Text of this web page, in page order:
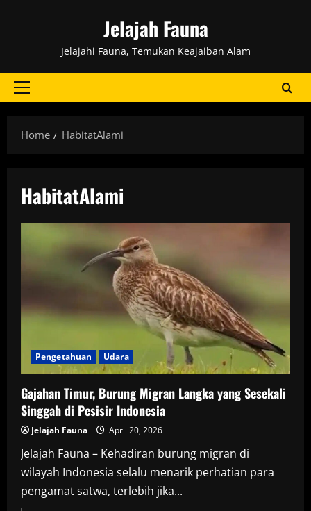
Jelajah Fauna
Jelajahi Fauna, Temukan Keajaiban Alam
Primary
Home
HabitatAlami
HabitatAlami
Pengetahuan Udara
Gajahan Timur, Burung Migran Langka yang Sesekali
Singgah di Pesisir Indonesia
Jelajah Fauna April 20, 2026
Jelajah Fauna – Kehadiran burung migran di
wilayah Indonesia selalu menarik perhatian para
pengamat satwa, terlebih jika...